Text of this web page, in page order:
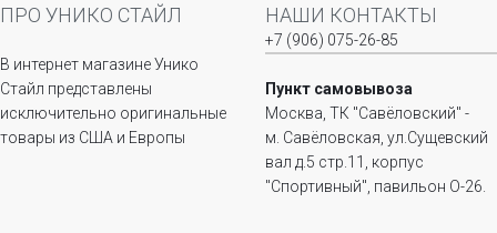
ПРО УНИКО СТАЙЛ
В интернет магазине Унико
Стайл представлены
исключительно оригинальные
товары из США и Европы
НАШИ КОНТАКТЫ
+7 (906) 075-26-85
Пункт самовывоза
Москва, ТК "Савёловский" -
м. Савёловская, ул.Сущевский
вал д.5 стр.11, корпус
"Спортивный", павильон О-26.